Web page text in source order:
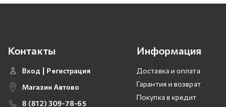
Контакты
Вход
Регистрация
Магазин Автово
8 (812) 309-78-65
Информация
Доставка и оплата
Гарантия и возврат
Покупка в кредит